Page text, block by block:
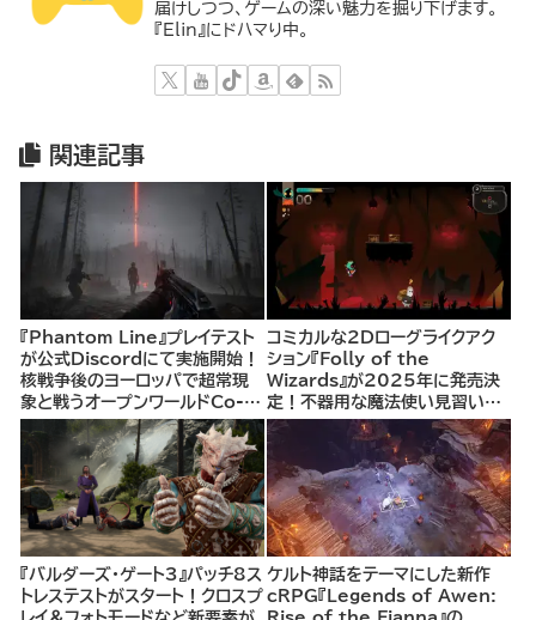
届けしつつ、ゲームの深い魅力を掘り下げます。
『Elin』にドハマり中。
関連記事
『Phantom Line』プレイテスト
が公式Discordにて実施開始！
核戦争後のヨーロッパで超常現
象と戦うオープンワールドCo-
opシューター
コミカルな2Dローグライクアク
ション『Folly of the
Wizards』が2025年に発売決
定！不器用な魔法使い見習いと
して、ランダム生成ダンジョンを
探索し、世界を救う冒険へ。
『バルダーズ・ゲート3』パッチ8ス
トレステストがスタート！クロスプ
ケルト神話をテーマにした新作
cRPG『Legends of Awen: